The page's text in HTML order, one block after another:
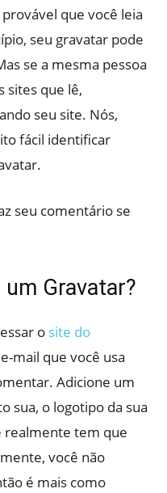
que você leia
seu gravatar pode
se a mesma pessoa
sites que lê,
seu site. Nós,
fácil identificar
seu comentário se
Gravatar?
o site do
mail que você usa
Adicione um
sua, o logotipo da sua
realmente tem que
você não
é mais como